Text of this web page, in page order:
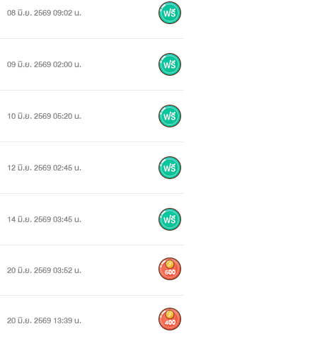
08 มิ.ย. 2569 09:02 น.
09 มิ.ย. 2569 02:00 น.
10 มิ.ย. 2569 05:20 น.
12 มิ.ย. 2569 02:45 น.
14 มิ.ย. 2569 03:45 น.
20 มิ.ย. 2569 03:52 น. 500
20 มิ.ย. 2569 13:39 น. 400